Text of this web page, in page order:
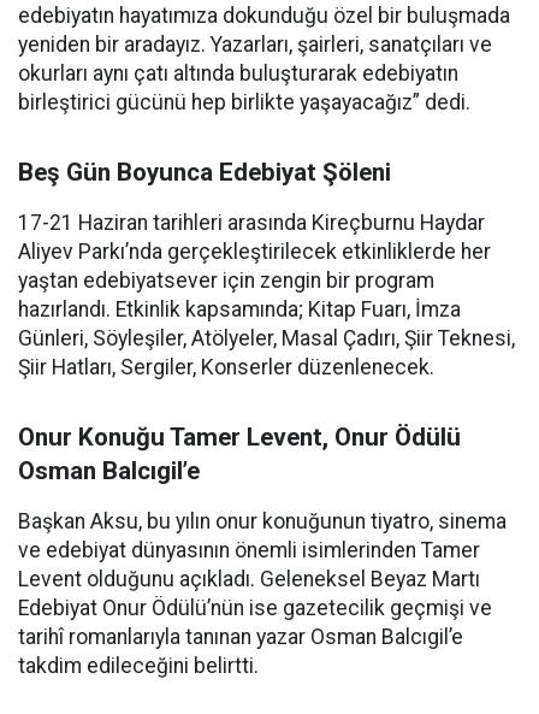
edebiyatın hayatımıza dokunduğu özel bir buluşmada
yeniden bir aradayız. Yazarları, şairleri, sanatçıları ve
okurları aynı çatı altında buluşturarak edebiyatın
birleştirici gücünü hep birlikte yaşayacağız” dedi.
Beş Gün Boyunca Edebiyat Şöleni
17-21 Haziran tarihleri arasında Kireçburnu Haydar
Aliyev Parkı’nda gerçekleştirilecek etkinliklerde her
yaştan edebiyatsever için zengin bir program
hazırlandı. Etkinlik kapsamında; Kitap Fuarı, İmza
Günleri, Söyleşiler, Atölyeler, Masal Çadırı, Şiir Teknesi,
Şiir Hatları, Sergiler, Konserler düzenlenecek.
Onur Konuğu Tamer Levent, Onur Ödülü
Osman Balcıgil’e
Başkan Aksu, bu yılın onur konuğunun tiyatro, sinema
ve edebiyat dünyasının önemli isimlerinden Tamer
Levent olduğunu açıkladı. Geleneksel Beyaz Martı
Edebiyat Onur Ödülü’nün ise gazetecilik geçmişi ve
tarihî romanlarıyla tanınan yazar Osman Balcıgil’e
takdim edileceğini belirtti.